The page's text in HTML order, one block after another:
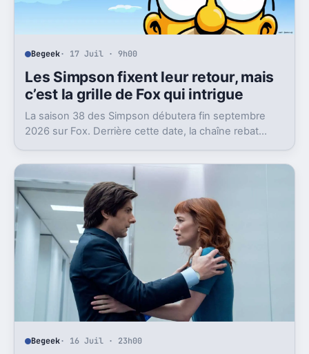
Begeek· 17 Juil · 9h00
Les Simpson fixent leur retour, mais
c’est la grille de Fox qui intrigue
La saison 38 des Simpson débutera fin septembre
2026 sur Fox. Derrière cette date, la chaîne rebat
Begeek· 16 Juil · 23h00